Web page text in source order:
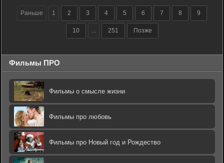
Раньше 1 2 3 4 5 6 7 8 9
10 ... 251 Позже
Фильмы ПРО
Фильмы о смысле жизни
Фильмы про любовь
Фильмы про Новый год и Рождество